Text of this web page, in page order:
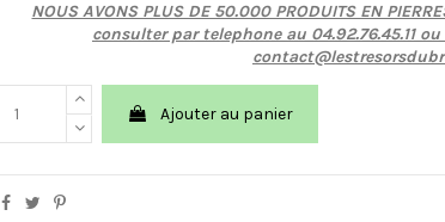
NOUS AVONS PLUS DE 50.000 PRODUITS EN
consulter par telephone au 04.92.76.45.11
Ajouter au panier